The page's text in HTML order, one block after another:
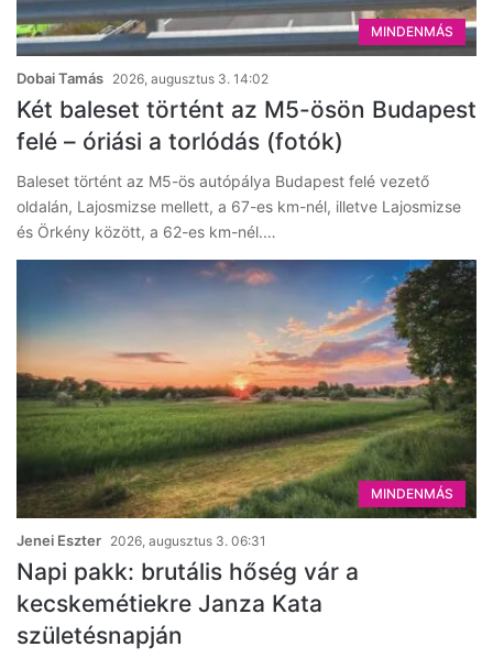
MINDENMÁS
Dobai Tamás 2026, augusztus 3. 14:02
Két baleset történt az M5-ösön Budapest
felé – óriási a torlódás (fotók)
Baleset történt az M5-ös autópálya Budapest felé vezető
oldalán, Lajosmizse mellett, a 67-es km-nél, illetve Lajosmizse
és Örkény között, a 62-es km-nél.…
MINDENMÁS
Jenei Eszter 2026, augusztus 3. 06:31
Napi pakk: brutális hőség vár a
kecskemétiekre Janza Kata
születésnapján